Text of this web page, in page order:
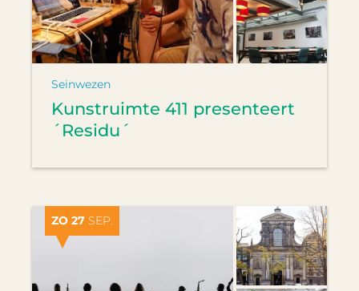
Seinwezen
Kunstruimte 411 presenteert
´Residu´
ZO 27 SEP.